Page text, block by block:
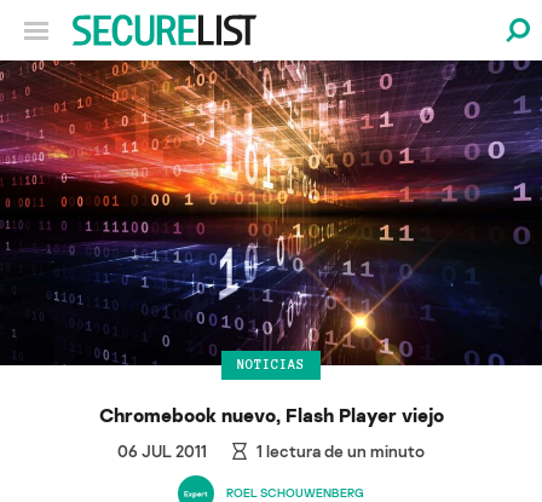
NOTICIAS
Chromebook nuevo, Flash Player viejo
06 JUL 2011 1 lectura de un minuto
ROEL SCHOUWENBERG